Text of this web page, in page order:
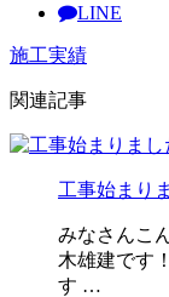
LINE
施工実績
関連記事
工事始まり
みなさんこ
木雄建です
す …